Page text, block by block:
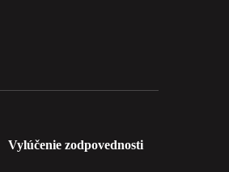
Vylúčenie zodpovednosti